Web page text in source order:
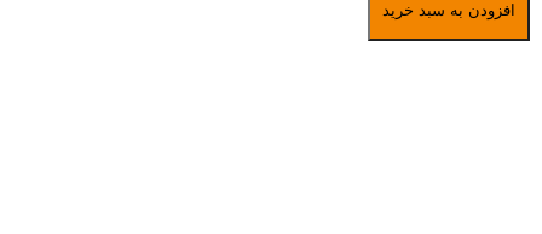
افزودن به سبد خرید